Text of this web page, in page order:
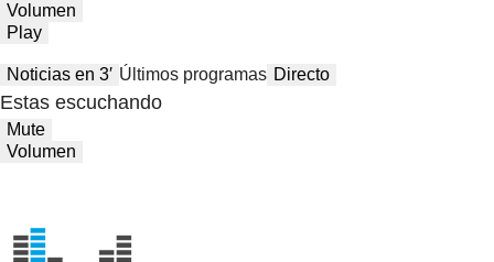
Volumen
Play
Noticias en 3′ Últimos programas Directo
Estas escuchando
Mute
Volumen